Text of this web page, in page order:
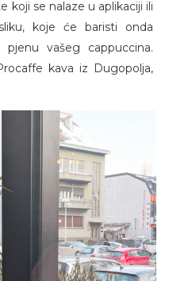
koji se nalaze u aplikaciji ili
koje će baristi onda
vašeg cappuccina.
kava iz Dugopolja,